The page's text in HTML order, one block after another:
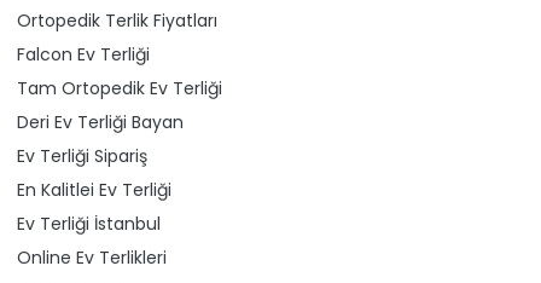
Ortopedik Terlik Fiyatları
Falcon Ev Terliği
Tam Ortopedik Ev Terliği
Deri Ev Terliği Bayan
Ev Terliği Sipariş
En Kalitlei Ev Terliği
Ev Terliği İstanbul
Online Ev Terlikleri